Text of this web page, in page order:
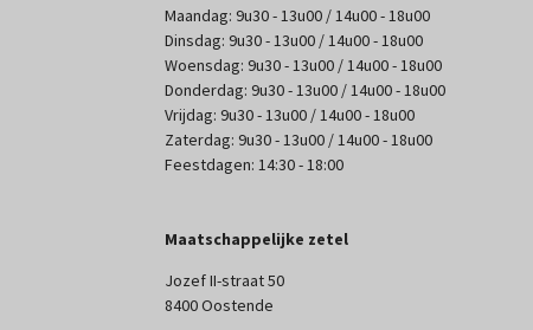
Maandag: 9u30 - 13u00 / 14u00 - 18u00
Dinsdag: 9u30 - 13u00 / 14u00 - 18u00
Woensdag: 9u30 - 13u00 / 14u00 - 18u00
Donderdag: 9u30 - 13u00 / 14u00 - 18u00
Vrijdag: 9u30 - 13u00 / 14u00 - 18u00
Zaterdag: 9u30 - 13u00 / 14u00 - 18u00
Feestdagen: 14:30 - 18:00
Maatschappelijke zetel
Jozef II-straat 50
8400 Oostende